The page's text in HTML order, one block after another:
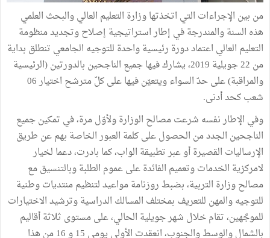
من بين الإجراءات التي اتخذتها وزارة التعليم العالي والبحث العلمي
هذه السنة والمندرجة في إطار استراتيجية إصلاح وتجديد منظومة
التعليم العالي اعتماد دورة رئیسیة واحدة للتوجیه الجامعي تنطلق بدایة
من 22 جویلیة 2019، یشارك فیھا جمیع الناجحین بالدورتین (الرئیسیة
والمراقبة) على حدّ السواء ویتعیّن فیھا على كلّ مترشح اختیار 06
شعب كحد أدنى.
وفي الإطار نفسه شرعت مصالح الوزارة ولأوّل مرة، في تمكین جمیع
الناجحین الجدد من الحصول على كلمة العبور الخاصة بھم عن طریق
الإرسالیات القصیرة أو عبر تطبیقة الواب، كما بادرت، دعما لخیار
لامركزیة الخدمات وتعمیم الفائدة على عموم الطلبة وبالتنسیق مع
مصالح وزارة التربیة، بضبط روزنامة مواعید لتنظیم منتدیات وطنیة
للتوجیه والمھن للتعریف بمختلف المسالك الدراسیة وترشید الاختیارات
للموجَّھین، تقام خلال شھر جویلیة الحالي، على مستوى ثلاثة أقالیم
بالشمال والوسط والجنوب، انعقدت الأولى يومي 15 و 16 من هذا